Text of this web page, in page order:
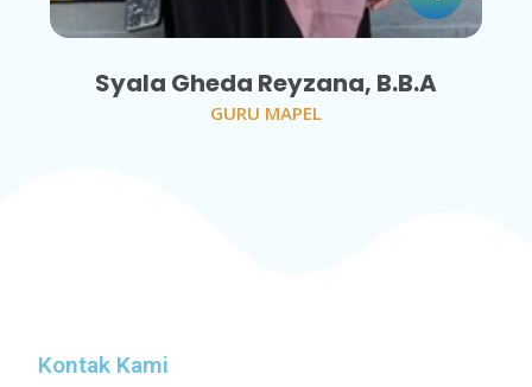
Syala Gheda Reyzana, B.B.A
GURU MAPEL
Kontak Kami